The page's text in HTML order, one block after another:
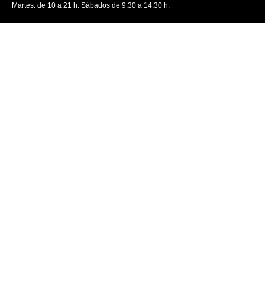
Martes: de 10 a 21 h. Sábados de 9.30 a 14.30 h.